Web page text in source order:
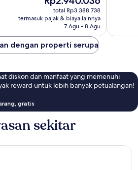
sekarang
Rp2.940.036
total Rp3.388.738
termasuk pajak & biaya lainnya
7 Agu - 8 Agu
dengan properti serupa
diskon dan manfaat yang memenuhi
reward untuk lebih banyak petualangan!
gratis
sekitar